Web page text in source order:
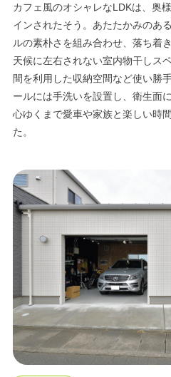
カフェ風のオシャレなLDKは、奥
インされたそう。あたたかみのあ
ルの素朴さを組み合わせ、落ち着
天候に左右されない室内物干しス
間を利用した収納空間など使い勝
ールには手洗いを設置し、衛生面
心ゆくまで愛車や家族と楽しい時
た。